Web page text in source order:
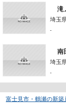
滝
埼玉
-
南
埼玉
-
富士見市・鶴瀬の新築